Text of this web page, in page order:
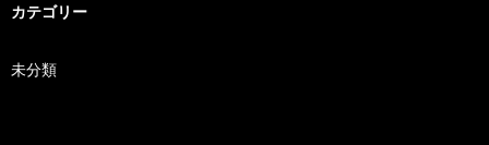
カテゴリー
未分類